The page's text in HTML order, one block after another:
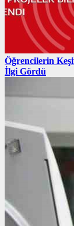
Öğrencilerin
İlgi Gördü